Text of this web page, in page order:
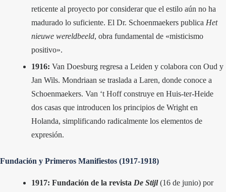
reticente al proyecto por considerar que el estilo aún no ha
madurado lo suficiente. El Dr. Schoenmaekers publica Het
nieuwe wereldbeeld, obra fundamental de «misticismo
positivo».
1916: Van Doesburg regresa a Leiden y colabora con Oud y
Jan Wils. Mondriaan se traslada a Laren, donde conoce a
Schoenmaekers.Van ‘t Hoffconstruye en Huis-ter-Heide
dos casas que introducen los principios de Wright en
Holanda, simplificando radicalmente los elementos de
expresión.
Fundación y Primeros Manifiestos (1917-1918)
1917: Fundación de la revista De Stijl(16 de junio) por